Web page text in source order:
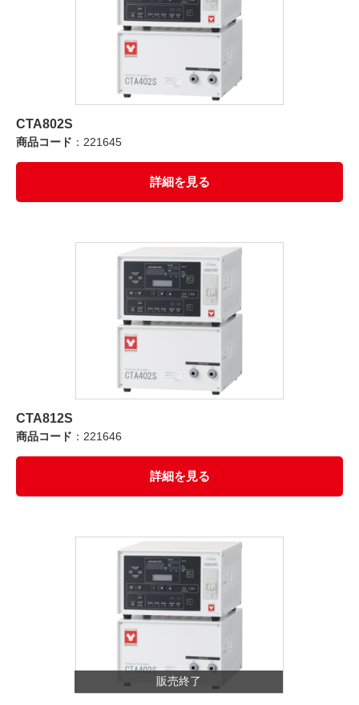
CTA802S
商品コード ：221645
詳細を見る
CTA812S
商品コード ：221646
詳細を見る
販売終了